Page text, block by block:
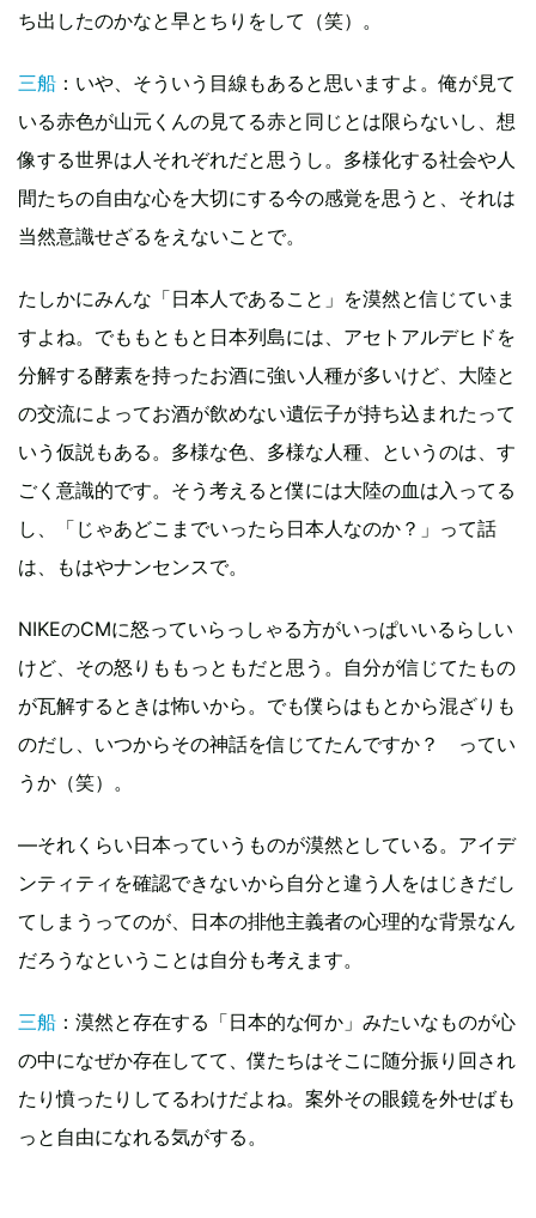
ち出したのかなと早とちりをして（笑）。
三船 ：いや、そういう目線もあると思いますよ。俺が見て
いる赤色が山元くんの見てる赤と同じとは限らないし、想
像する世界は人それぞれだと思うし。多様化する社会や人
間たちの自由な心を大切にする今の感覚を思うと、それは
当然意識せざるをえないことで。
たしかにみんな「日本人であること」を漠然と信じていま
すよね。でももともと日本列島には、アセトアルデヒドを
分解する酵素を持ったお酒に強い人種が多いけど、大陸と
の交流によってお酒が飲めない遺伝子が持ち込まれたって
いう仮説もある。多様な色、多様な人種、というのは、す
ごく意識的です。そう考えると僕には大陸の血は入ってる
し、「じゃあどこまでいったら日本人なのか？」って話
は、もはやナンセンスで。
NIKEのCMに怒っていらっしゃる方がいっぱいいるらしい
けど、その怒りももっともだと思う。自分が信じてたもの
が瓦解するときは怖いから。でも僕らはもとから混ざりも
のだし、いつからその神話を信じてたんですか？ ってい
うか（笑）。
―それくらい日本っていうものが漠然としている。アイデ
ンティティを確認できないから自分と違う人をはじきだし
てしまうってのが、日本の排他主義者の心理的な背景なん
だろうなということは自分も考えます。
三船 ：漠然と存在する「日本的な何か」みたいなものが心
の中になぜか存在してて、僕たちはそこに随分振り回され
たり憤ったりしてるわけだよね。案外その眼鏡を外せばも
っと自由になれる気がする。